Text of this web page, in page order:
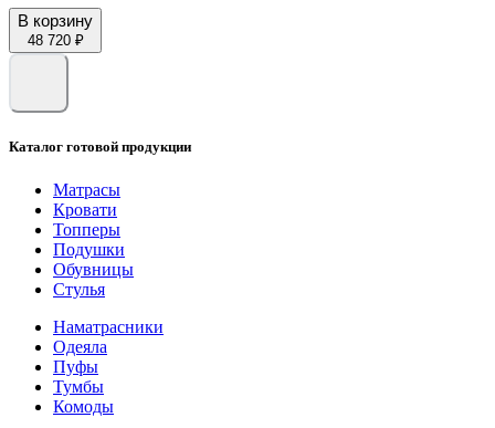
В корзину
48 720 ₽
Каталог готовой продукции
Матрасы
Кровати
Топперы
Подушки
Обувницы
Стулья
Наматрасники
Одеяла
Пуфы
Тумбы
Комоды